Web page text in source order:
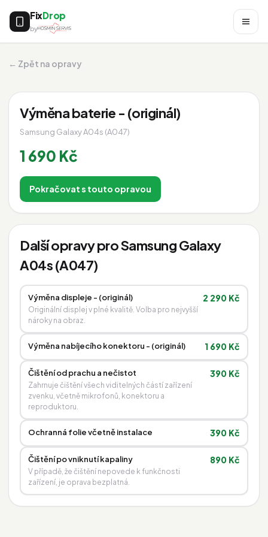
FixDrop
by
← Zpět na opravy
Výměna baterie - (originál)
Samsung Galaxy A04s (A047)
1 690 Kč
Pokračovat s touto opravou
Další opravy pro Samsung Galaxy
A04s (A047)
Výměna displeje - (originál)
Originální displej v plné kvalitě. Volba pro nejvyšší
nároky na obraz.
2 290 Kč
Výměna nabíjecího konektoru - (originál) 1 690 Kč
Čištění od prachu a nečistot
Zahrnuje čištění všech viditelných částí zařízení
zvenku, včetně mikrofonů, konektoru a
reproduktoru.
390 Kč
Ochranná folie včetně instalace 390 Kč
Čištění po vniknutí kapaliny
V případě, že čištění nepovede k funkčnosti
zařízení, je oprava bezplatná.
890 Kč